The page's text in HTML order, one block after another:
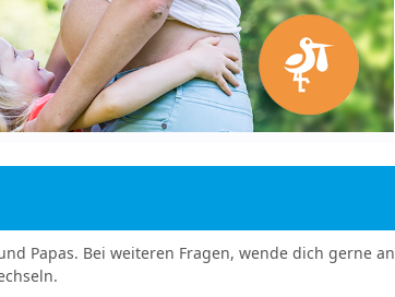
Papas. Bei weiteren Fragen, wende dich gerne an